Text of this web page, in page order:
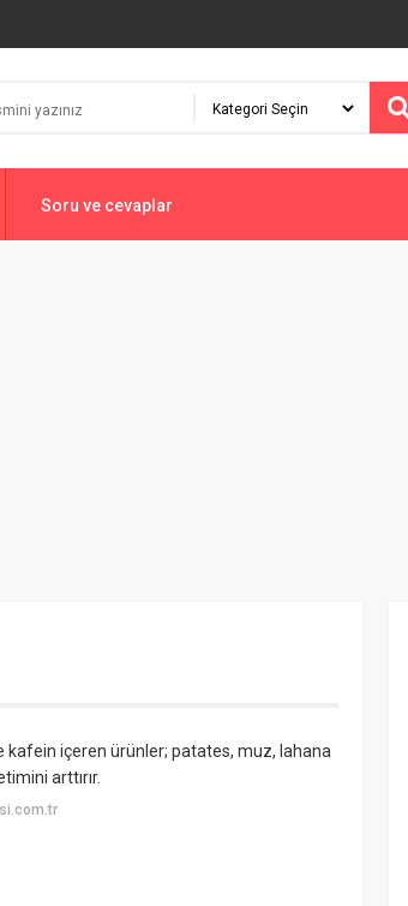
Soru ve cevaplar
kafein içeren ürünler; patates, muz, lahana
arttırır.